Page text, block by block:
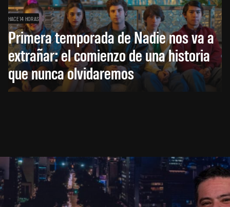
HACE 14 HORAS
Primera temporada de Nadie nos va a
extrañar: el comienzo de una historia
que nunca olvidaremos